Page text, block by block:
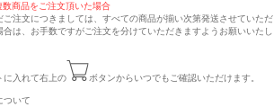
商品をご注文頂いた場合
ご注文につきましては、すべての商品が揃い次第発送させていただ
合は、お手数ですがご注文を分けていただきますようお願いいたし
に入れて右上の ボタンからいつでもご確認いただけます。
ついて